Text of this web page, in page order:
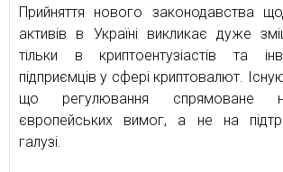
Прийняття нового законодавства
активів в Україні викликає дуже
тільки в криптоентузіастів та
підприємців у сфері криптовалют.
що регулювання спрямоване
європейських вимог, а не на
галузі.